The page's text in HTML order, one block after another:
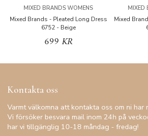
MIXED BRANDS WOMENS
Mixed Brands - Pleated Long Dress
6752 - Beige
699 KR
MIXED
Mixed
Kontakta oss
Varmt välkomna att kontakta oss om ni har
Vi försöker besvara mail inom 24h på
har vi tillgänglig 10-18 måndag - fredag!